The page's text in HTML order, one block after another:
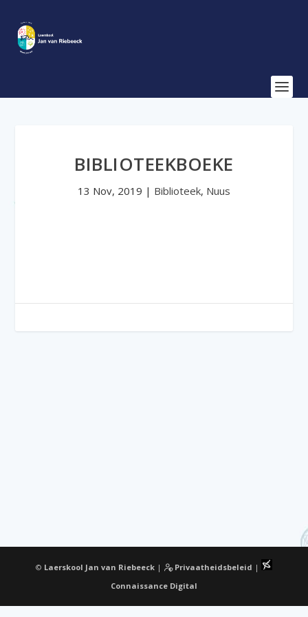
BIBLIOTEEKBOEKE
13 Nov, 2019 | Biblioteek, Nuus
© Laerskool Jan van Riebeeck| Privaatheidsbeleid |
Connaissance Digital